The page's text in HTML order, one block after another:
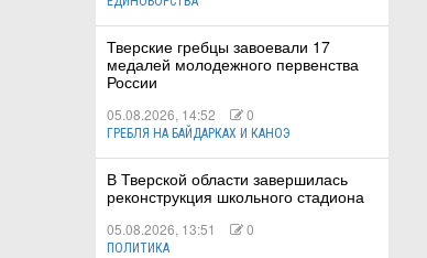
Тверские гребцы завоевали 17
медалей молодежного первенства
России
05.08.2026, 14:52 0
ГРЕБЛЯ НА БАЙДАРКАХ И КАНОЭ
В Тверской области завершилась
реконструкция школьного стадиона
05.08.2026, 13:51 0
ПОЛИТИКА